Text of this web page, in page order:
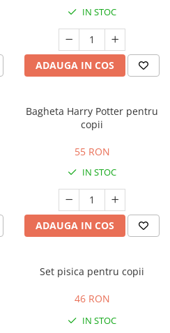
IN STOC
ADAUGA IN COS
Bagheta Harry Potter pentru
copii
55 RON
IN STOC
ADAUGA IN COS
Set pisica pentru copii
46 RON
IN STOC